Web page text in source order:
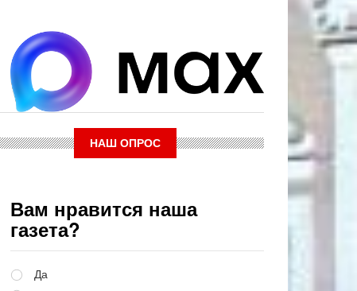
НАШ ОПРОС
Вам нравится наша
газета?
Да